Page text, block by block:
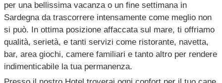
per una bellissima vacanza o un fine settimana in
Sardegna da trascorrere intensamente come meglio non
si può. In ottima posizione affaccata sul mare, ti offriamo
qualità, serietà, e tanti servizi come ristorante, navetta,
bar, area giochi, camere familiari e tanto altro per rendere
indimenticabile la tua permanenza.